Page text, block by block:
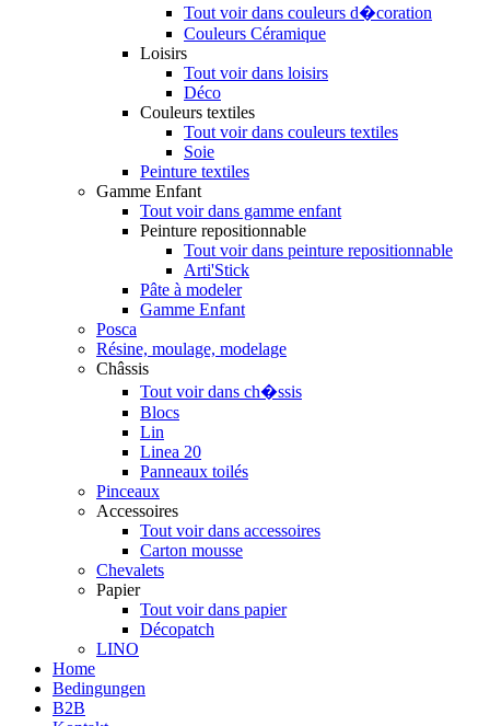
Tout voir dans couleurs d�coration
Couleurs Céramique
Loisirs
Tout voir dans loisirs
Déco
Couleurs textiles
Tout voir dans couleurs textiles
Soie
Peinture textiles
Gamme Enfant
Tout voir dans gamme enfant
Peinture repositionnable
Tout voir dans peinture repositionnable
Arti'Stick
Pâte à modeler
Gamme Enfant
Posca
Résine, moulage, modelage
Châssis
Tout voir dans ch�ssis
Blocs
Lin
Linea 20
Panneaux toilés
Pinceaux
Accessoires
Tout voir dans accessoires
Carton mousse
Chevalets
Papier
Tout voir dans papier
Décopatch
LINO
Home
Bedingungen
B2B